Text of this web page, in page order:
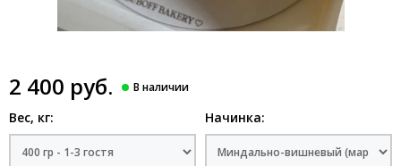
2 400 руб.
Вес, кг: Начинка: